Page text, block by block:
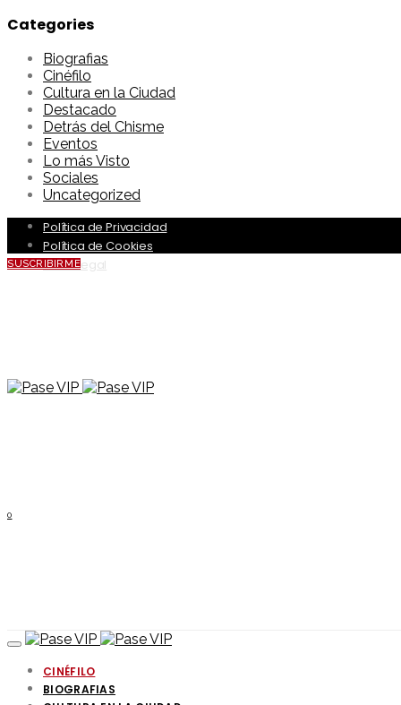
Categories
Biografias
Cinéfilo
Cultura en la Ciudad
Destacado
Detrás del Chisme
Eventos
Lo más Visto
Sociales
Uncategorized
Política de Privacidad
Política de Cookies
Aviso Legal
SUSCRIBIRME
0
CINÉFILO
BIOGRAFIAS